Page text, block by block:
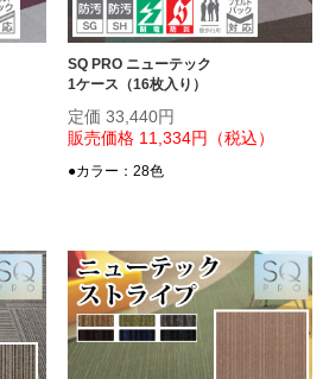
SQ PRO ニューテック
1ケース（16枚入り）
定価 33,440円
販売価格 11,334円（税込）
●カラー：28色